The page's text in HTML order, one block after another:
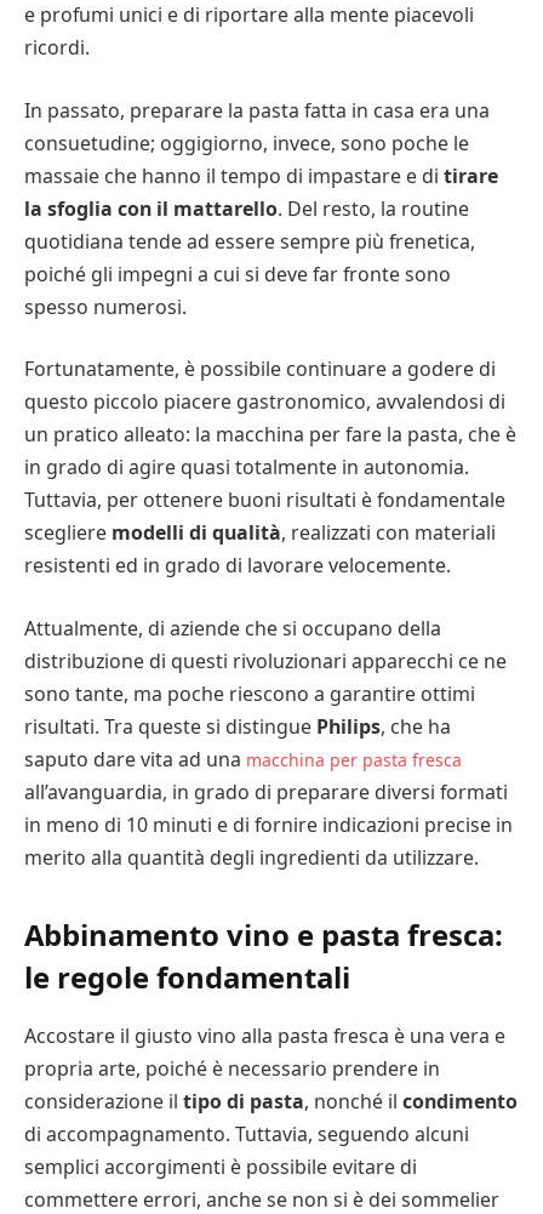
e profumi unici e di riportare alla mente piacevoli
ricordi.
In passato, preparare la pasta fatta in casa era una
consuetudine; oggigiorno, invece, sono poche le
massaie che hanno il tempo di impastare e di tirare
la sfoglia con il mattarello. Del resto, la routine
quotidiana tende ad essere sempre più frenetica,
poiché gli impegni a cui si deve far fronte sono
spesso numerosi.
Fortunatamente, è possibile continuare a godere di
questo piccolo piacere gastronomico, avvalendosi di
un pratico alleato: la macchina per fare la pasta, che è
in grado di agire quasi totalmente in autonomia.
Tuttavia, per ottenere buoni risultati è fondamentale
scegliere modelli di qualità, realizzati con materiali
resistenti ed in grado di lavorare velocemente.
Attualmente, di aziende che si occupano della
distribuzione di questi rivoluzionari apparecchi ce ne
sono tante, ma poche riescono a garantire ottimi
risultati. Tra queste si distingue Philips, che ha
saputo dare vita ad una macchina per pasta fresca
all’avanguardia, in grado di preparare diversi formati
in meno di 10 minuti e di fornire indicazioni precise in
merito alla quantità degli ingredienti da utilizzare.
Abbinamento vino e pasta fresca:
le regole fondamentali
Accostare il giusto vino alla pasta fresca è una vera e
propria arte, poiché è necessario prendere in
considerazione il tipo di pasta, nonché il condimento
di accompagnamento. Tuttavia, seguendo alcuni
semplici accorgimenti è possibile evitare di
commettere errori, anche se non si è dei sommelier